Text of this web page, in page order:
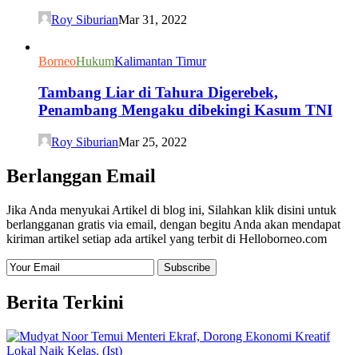
Roy SiburianMar 31, 2022
BorneoHukumKalimantan Timur
Tambang Liar di Tahura Digerebek,
Penambang Mengaku dibekingi Kasum TNI
Roy SiburianMar 25, 2022
Berlanggan Email
Jika Anda menyukai Artikel di blog ini, Silahkan klik disini untuk
berlangganan gratis via email, dengan begitu Anda akan mendapat
kiriman artikel setiap ada artikel yang terbit di Helloborneo.com
Berita Terkini